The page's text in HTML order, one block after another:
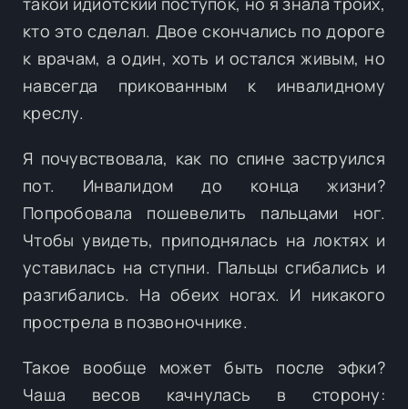
кто это сделал. Двое скончались по дороге
к врачам, а один, хоть и остался живым, но
навсегда прикованным к инвалидному
креслу.
Я почувствовала, как по спине заструился
пот. Инвалидом до конца жизни?
Попробовала пошевелить пальцами ног.
Чтобы увидеть, приподнялась на локтях и
уставилась на ступни. Пальцы сгибались и
разгибались. На обеих ногах. И никакого
прострела в позвоночнике.
Такое вообще может быть после эфки?
Чаша весов качнулась в сторону: